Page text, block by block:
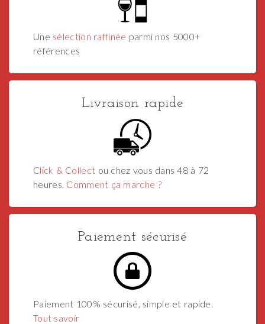
Une sélection raffinée parmi nos 5000+
références
Livraison rapide
Click & Collect ou chez vous dans 48 à 72
heures. Comment ça marche ?
Paiement sécurisé
Paiement 100% sécurisé, simple et rapide.
Tout savoir